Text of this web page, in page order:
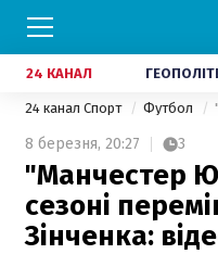
24 КАНАЛ
24 канал Спорт Футбол
8 березня, 20:27 3
"Манчестер
сезоні
Зінченка: